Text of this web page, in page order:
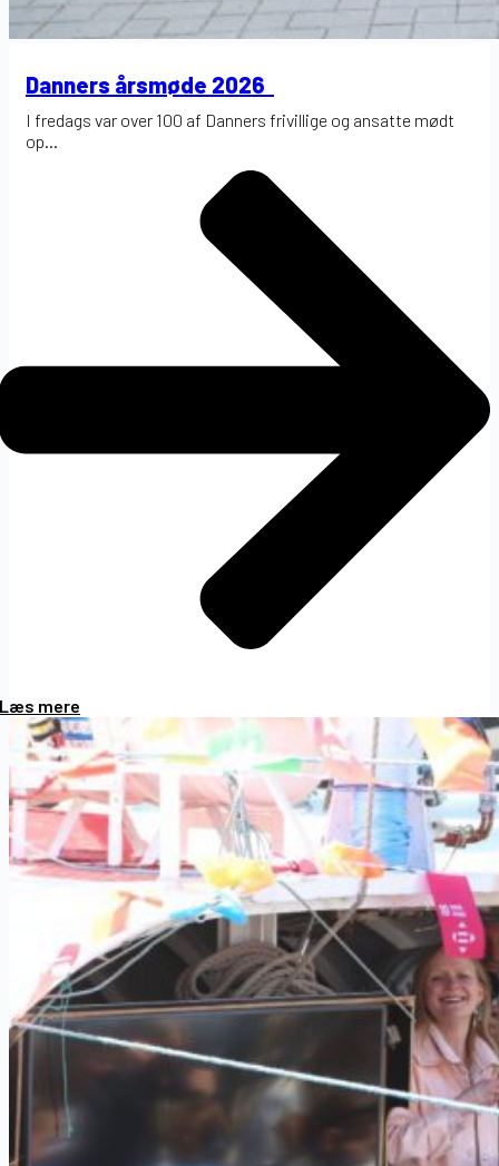
Danners årsmøde 2026
I fredags var over 100 af Danners frivillige og ansatte mødt
op...
Læs mere